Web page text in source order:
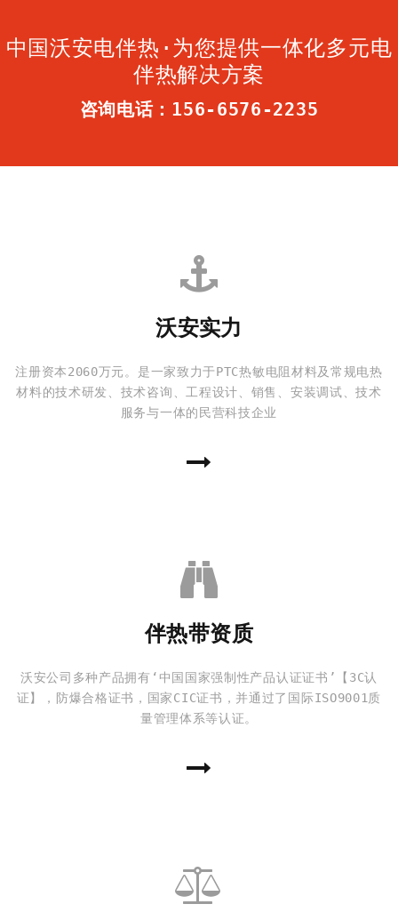
中国沃安电伴热·为您提供一体化多元电
伴热解决方案
咨询电话：156-6576-2235
沃安实力
注册资本2060万元。是一家致力于PTC热敏电阻材料及常规电热
材料的技术研发、技术咨询、工程设计、销售、安装调试、技术
服务与一体的民营科技企业
伴热带资质
沃安公司多种产品拥有‘中国国家强制性产品认证证书’【3C认
证】，防爆合格证书，国家CIC证书，并通过了国际ISO9001质
量管理体系等认证。